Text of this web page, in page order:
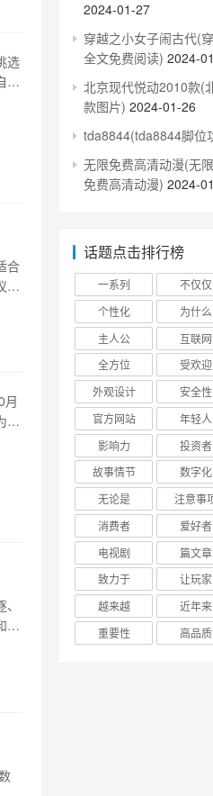
选
己
合
，
月
真
解
2024-01-27
穿越之小女子闹古代(
全文免费阅读) 2024-
北京现代悦动2010款(
款图片) 2024-01-26
tda8844(tda8844脚位
无限免费高清动漫(无
免费高清动漫) 2024-
话题点击排行榜
一系列
不仅仅
个性化
为什么
主人公
互联网
全方位
受欢迎
外观设计
安全性
官方网站
年轻人
影响力
投资者
故事情节
数字化
无论是
注意事
消费者
爱好者
电视剧
篇文章
致力于
让玩家
越来越
近年来
重要性
高品质